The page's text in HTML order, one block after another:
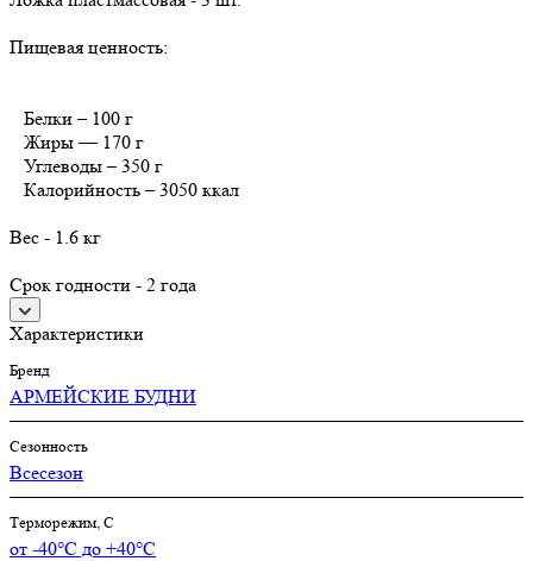
Пищевая ценность:
Белки – 100 г
Жиры — 170 г
Углеводы – 350 г
Калорийность – 3050 ккал
Вес - 1.6 кг
Срок годности - 2 года
Характеристики
Бренд
АРМЕЙСКИЕ БУДНИ
Сезонность
Всесезон
Терморежим, C
от -40°С до +40°С